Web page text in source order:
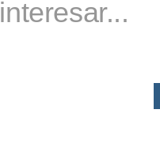
interesar...